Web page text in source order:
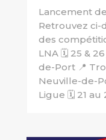
Lancement
Retrouvez ci-
des
LNA 🗓️ 25 &
de-Port 📍
Neuville-de-
Ligue 🗓️ 21 au